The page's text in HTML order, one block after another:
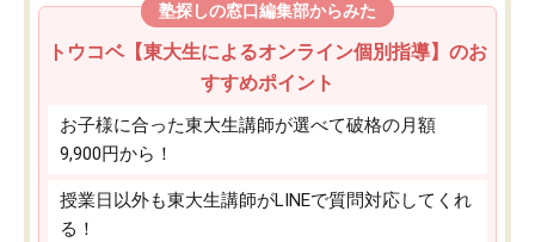
塾探しの窓口編集部からみた
トウコベ【東大生によるオンライン個別指導】のお
すすめポイント
お子様に合った東大生講師が選べて破格の月額
9,900円から！
授業日以外も東大生講師がLINEで質問対応してくれ
る！